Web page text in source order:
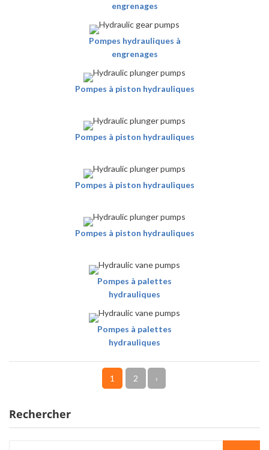
Rechercher
engrenages
Pompes hydrauliques à
engrenages
Pompes à piston hydrauliques
Pompes à piston hydrauliques
Pompes à piston hydrauliques
Pompes à piston hydrauliques
Pompes à palettes
hydrauliques
Pompes à palettes
hydrauliques
1 2 ›